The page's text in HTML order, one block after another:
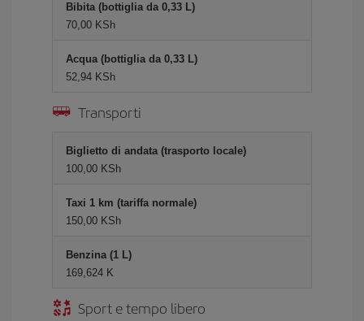
Bibita (bottiglia da 0,33 L)
70,00 KSh
Acqua (bottiglia da 0,33 L)
52,94 KSh
Transporti
Biglietto di andata (trasporto locale)
100,00 KSh
Taxi 1 km (tariffa normale)
150,00 KSh
Benzina (1 L)
169,624 K
Sport e tempo libero